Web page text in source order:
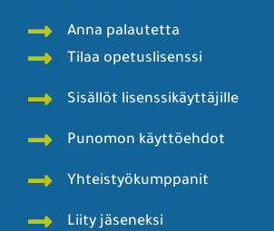
Anna palautetta
Tilaa opetuslisenssi
Sisällöt lisenssikäyttäjille
Punomon käyttöehdot
Yhteistyökumppanit
Liity jäseneksi